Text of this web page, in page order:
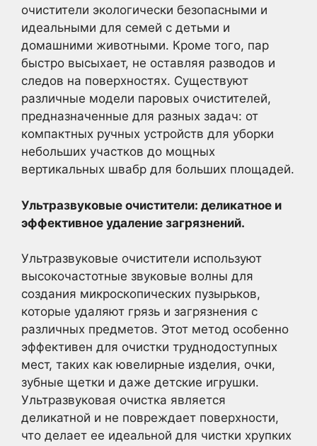
очистители экологически безопасными и
идеальными для семей с детьми и
домашними животными. Кроме того, пар
быстро высыхает, не оставляя разводов и
следов на поверхностях. Существуют
различные модели паровых очистителей,
предназначенные для разных задач: от
компактных ручных устройств для уборки
небольших участков до мощных
вертикальных швабр для больших площадей.
Ультразвуковые очистители: деликатное и
эффективное удаление загрязнений.
Ультразвуковые очистители используют
высокочастотные звуковые волны для
создания микроскопических пузырьков,
которые удаляют грязь и загрязнения с
различных предметов. Этот метод особенно
эффективен для очистки труднодоступных
мест, таких как ювелирные изделия, очки,
зубные щетки и даже детские игрушки.
Ультразвуковая очистка является
деликатной и не повреждает поверхности,
что делает ее идеальной для чистки хрупких